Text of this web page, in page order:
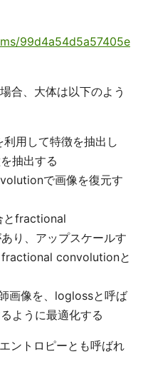
99d4a54d5a57405e
合、大体は以下のよう
用して特徴を抽出し
抽出する
で画像を復元す
とfractional
り、アップスケールす
convolutionと
画像を、loglossと呼ば
ように最適化する
ントロピーとも呼ばれ